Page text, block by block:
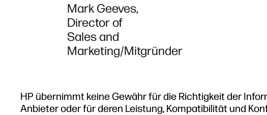
Mark Geeves,
Director of
Sales and
Marketing/Mitgründer
HP übernimmt keine Gewähr für die Richtigkeit der
Anbieter oder für deren Leistung, Kompatibilität und